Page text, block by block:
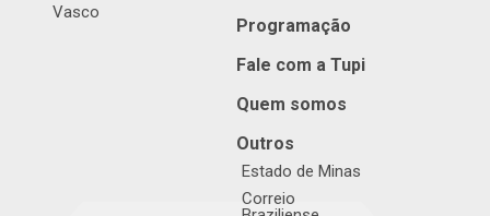
Vasco
Programação
Fale com a Tupi
Quem somos
Outros
Estado de Minas
Correio